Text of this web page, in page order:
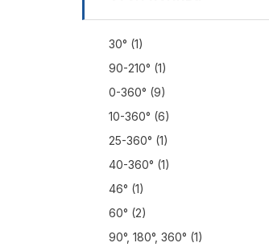
30° (1)
90-210° (1)
0-360° (9)
10-360° (6)
25-360° (1)
40-360° (1)
46° (1)
60° (2)
90°, 180°, 360° (1)